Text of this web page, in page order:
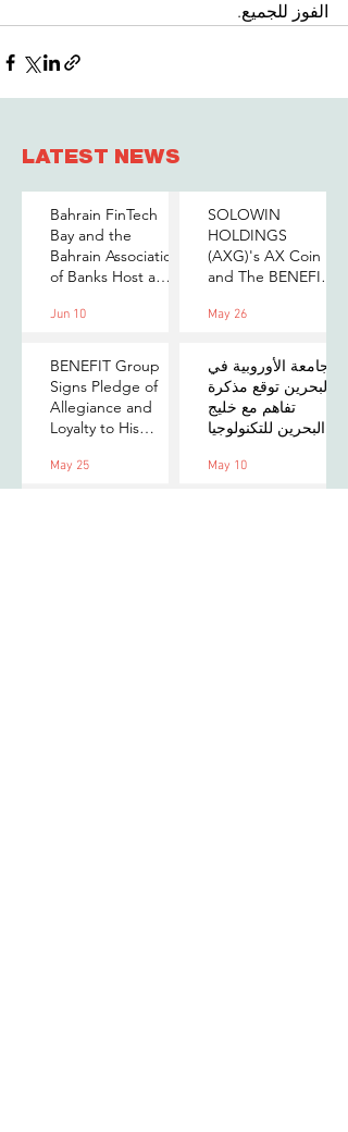
الفوز للجميع.
LATEST NEWS
Bahrain FinTech
Bay and the
Bahrain Association
of Banks Host a
on Payments,
AI for Bahrain's
Financial Sector
Jun 10
SOLOWIN
HOLDINGS
(AXG)'s AX Coin
and The BENEFIT
MOU to Explore
Applications
May 26
BENEFIT Group
Signs Pledge of
Allegiance and
Loyalty to His
May 25
الجامعة الأوروبية في
البحرين توقع مذكرة
تفاهم مع خليج
البحرين للتكنولوجيا
التدريب والابتكار
May 10